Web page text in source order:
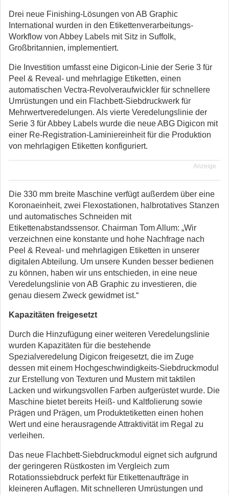
Drei neue Finishing-Lösungen von AB Graphic
International wurden in den Etikettenverarbeitungs-
Workflow von Abbey Labels mit Sitz in Suffolk,
Großbritannien, implementiert.
Die Investition umfasst eine Digicon-Linie der Serie 3 für
Peel & Reveal- und mehrlagige Etiketten, einen
automatischen Vectra-Revolveraufwickler für schnellere
Umrüstungen und ein Flachbett-Siebdruckwerk für
Mehrwertveredelungen. Als vierte Veredelungslinie der
Serie 3 für Abbey Labels wurde die neue ABG Digicon mit
einer Re-Registration-Laminiereinheit für die Produktion
von mehrlagigen Etiketten konfiguriert.
Anzeige
Die 330 mm breite Maschine verfügt außerdem über eine
Koronaeinheit, zwei Flexostationen, halbrotatives Stanzen
und automatisches Schneiden mit
Etikettenabstandssensor. Chairman Tom Allum: „Wir
verzeichnen eine konstante und hohe Nachfrage nach
Peel & Reveal- und mehrlagigen Etiketten in unserer
digitalen Abteilung. Um unsere Kunden besser bedienen
zu können, haben wir uns entschieden, in eine neue
Veredelungslinie von AB Graphic zu investieren, die
genau diesem Zweck gewidmet ist.“
Kapazitäten freigesetzt
Durch die Hinzufügung einer weiteren Veredelungslinie
wurden Kapazitäten für die bestehende
Spezialveredelung Digicon freigesetzt, die im Zuge
dessen mit einem Hochgeschwindigkeits-Siebdruckmodul
zur Erstellung von Texturen und Mustern mit taktilen
Lacken und wirkungsvollen Farben aufgerüstet wurde. Die
Maschine bietet bereits Heiß- und Kaltfolierung sowie
Prägen und Prägen, um Produktetiketten einen hohen
Wert und eine herausragende Attraktivität im Regal zu
verleihen.
Das neue Flachbett-Siebdruckmodul eignet sich aufgrund
der geringeren Rüstkosten im Vergleich zum
Rotationssiebdruck perfekt für Etikettenaufträge in
kleineren Auflagen. Mit schnelleren Umrüstungen und